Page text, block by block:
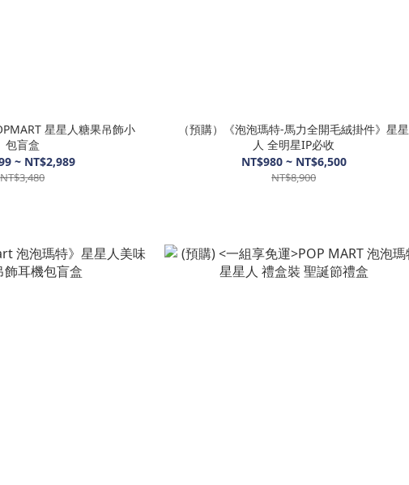
星星人糖果吊飾小
包盲盒
~ NT$2,989
NT$3,480
（預購）《泡泡瑪特-馬力全開毛絨掛件》星星
人 全明星IP必收
NT$980 ~ NT$6,500
NT$8,900